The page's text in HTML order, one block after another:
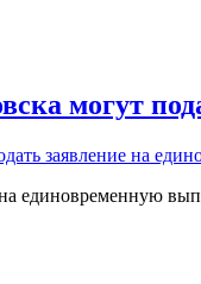
могут
единовременную